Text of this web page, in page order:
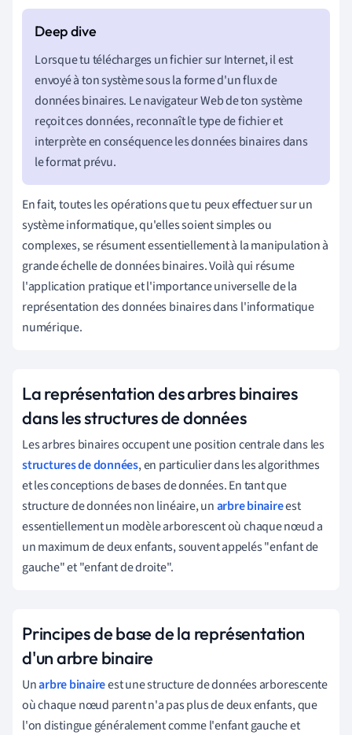
Lorsque tu télécharges un fichier sur Internet, il est
envoyé à ton système sous la forme d'un flux de
données binaires. Le navigateur Web de ton système
reçoit ces données, reconnaît le type de fichier et
interprète en conséquence les données binaires dans
le format prévu.
En fait, toutes les opérations que tu peux effectuer sur un
système informatique, qu'elles soient simples ou
complexes, se résument essentiellement à la manipulation à
grande échelle de données binaires. Voilà qui résume
l'application pratique et l'importance universelle de la
représentation des données binaires dans l'informatique
numérique.
La représentation des arbres binaires
dans les structures de données
Les arbres binaires occupent une position centrale dans les
structures de données, en particulier dans les algorithmes
et les conceptions de bases de données. En tant que
structure de données non linéaire, unarbre binaireest
essentiellement un modèle arborescent où chaque nœud a
un maximum de deux enfants, souvent appelés "enfant de
gauche" et "enfant de droite".
Principes de base de la représentation
d'un arbre binaire
Unarbre binaireest une structure de données arborescente
où chaque nœud parent n'a pas plus de deux enfants, que
l'on distingue généralement comme l'enfant gauche et